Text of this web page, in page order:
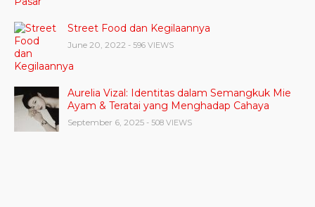
Street Food dan Kegilaannya
June 20, 2022 - 596 VIEWS
Aurelia Vizal: Identitas dalam Semangkuk Mie
Ayam & Teratai yang Menghadap Cahaya
September 6, 2025 - 508 VIEWS